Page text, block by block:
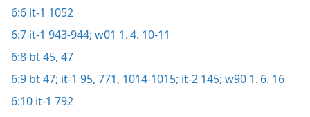
6:6 it-1 1052
6:7 it-1 943-944; w01 1. 4. 10-11
6:8 bt 45, 47
6:9 bt 47; it-1 95, 771, 1014-1015; it-2 145; w90 1. 6. 16
6:10 it-1 792